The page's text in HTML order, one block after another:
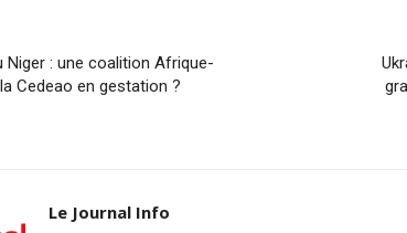
Niger : une coalition Afrique-
Cedeao en gestation ?
Le Journal Info